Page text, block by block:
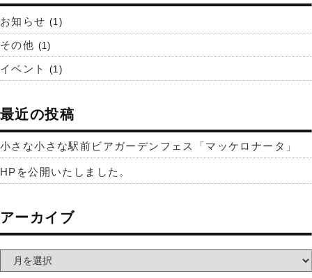
お知らせ (1)
その他 (1)
イベント (1)
最近の投稿
小さな小さな駅前ビアガーデンフェス「マッケロナータ」
HPを公開いたしました。
アーカイブ